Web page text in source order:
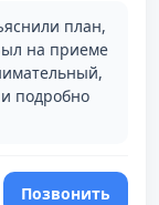
план,
на приеме
подробно
Позвонить